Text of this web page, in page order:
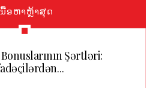
ອຫາຫຼ້າສຸດ
Şərtləri: